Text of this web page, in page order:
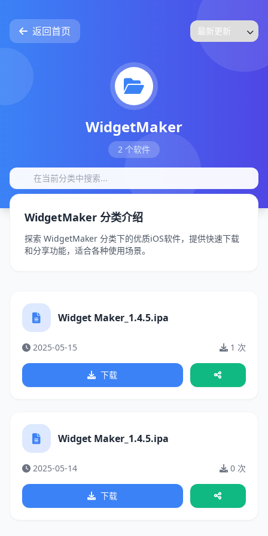
返回首页
WidgetMaker
2 个软件
WidgetMaker 分类介绍
探索 WidgetMaker 分类下的优质iOS软件，提供快速下载
和分享功能，适合各种使用场景。
Widget Maker_1.4.5.ipa
2025-05-15 1 次
下载
Widget Maker_1.4.5.ipa
2025-05-14 0 次
下载